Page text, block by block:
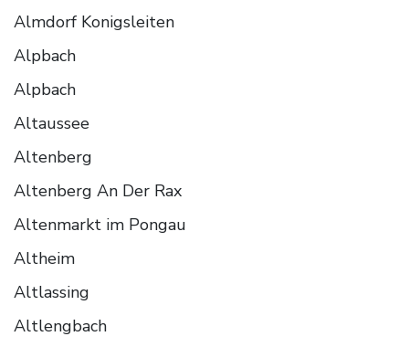
Almdorf Konigsleiten
Alpbach
Alpbach
Altaussee
Altenberg
Altenberg An Der Rax
Altenmarkt im Pongau
Altheim
Altlassing
Altlengbach